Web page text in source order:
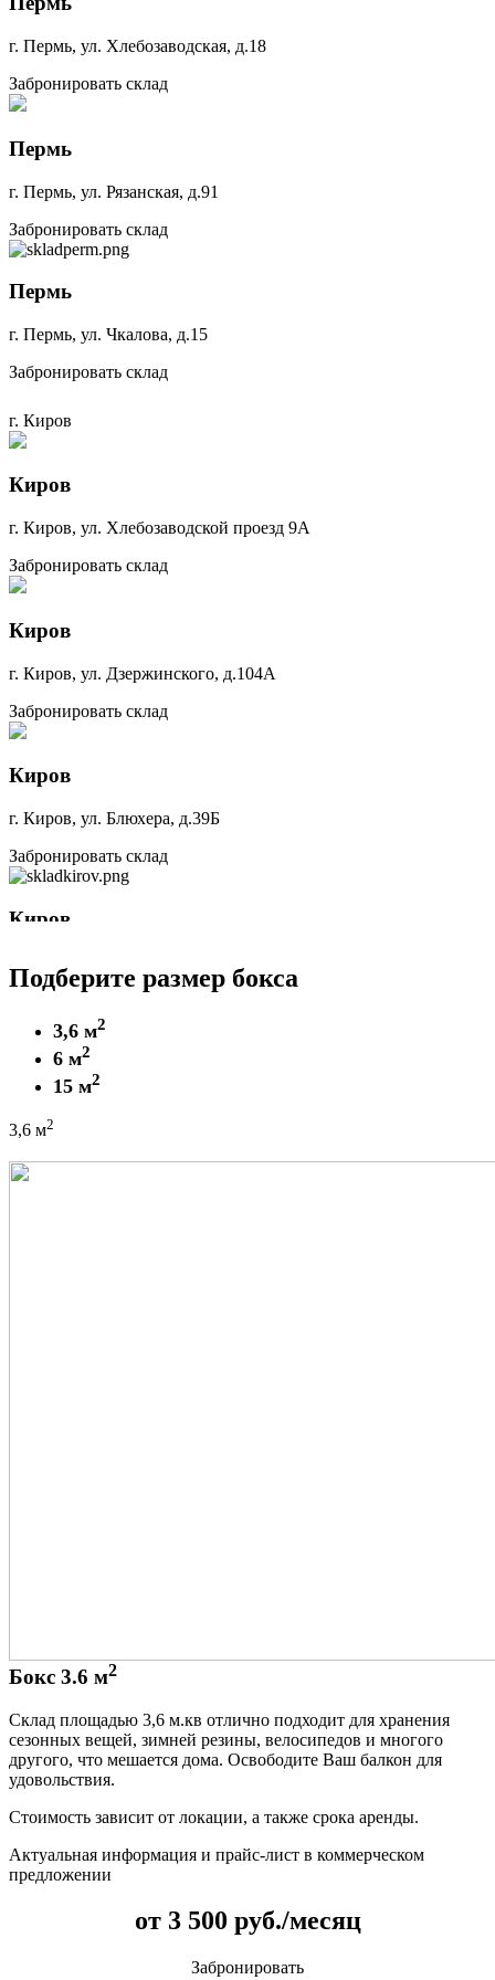
г. Пермь, ул. Хлебозаводская, д.18
Забронировать склад
Пермь
г. Пермь, ул. Рязанская, д.91
Забронировать склад
Пермь
г. Пермь, ул. Чкалова, д.15
Забронировать склад
г. Киров
Киров
г. Киров, ул. Хлебозаводской проезд 9А
Забронировать склад
Киров
г. Киров, ул. Дзержинского, д.104А
Забронировать склад
Киров
г. Киров, ул. Блюхера, д.39Б
Забронировать склад
Киров
Забронировать склад
Подберите размер бокса
3,6 м2
6 м2
15 м2
3,6 м2
Бокс 3.6 м2
Склад площадью 3,6 м.кв отлично подходит для хранения
сезонных вещей, зимней резины, велосипедов и многого
другого, что мешается дома. Освободите Ваш балкон для
удовольствия.
Стоимость зависит от локации, а также срока аренды.
Актуальная информация и прайс-лист в коммерческом
предложении
от 3 500 руб./месяц
Забронировать